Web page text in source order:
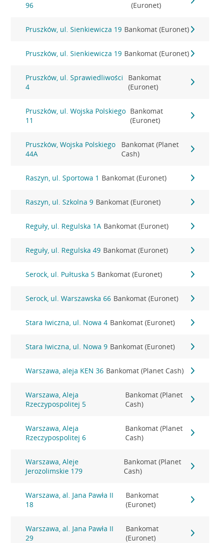
96
(Euronet)
Pruszków, ul. Sienkiewicza 19 Bankomat (Euronet)
Pruszków, ul. Sienkiewicza 19 Bankomat (Euronet)
Pruszków, ul. Sprawiedliwości
4
Bankomat
(Euronet)
Pruszków, ul. Wojska Polskiego
11
Bankomat
(Euronet)
Pruszków, Wojska Polskiego
44A
Bankomat (Planet
Cash)
Raszyn, ul. Sportowa 1 Bankomat (Euronet)
Raszyn, ul. Szkolna 9 Bankomat (Euronet)
Reguły, ul. Regulska 1A Bankomat (Euronet)
Reguły, ul. Regulska 49 Bankomat (Euronet)
Serock, ul. Pułtuska 5 Bankomat (Euronet)
Serock, ul. Warszawska 66 Bankomat (Euronet)
Stara Iwiczna, ul. Nowa 4 Bankomat (Euronet)
Stara Iwiczna, ul. Nowa 9 Bankomat (Euronet)
Warszawa, aleja KEN 36 Bankomat (Planet Cash)
Warszawa, Aleja
Rzeczypospolitej 5
Bankomat (Planet
Cash)
Warszawa, Aleja
Rzeczypospolitej 6
Bankomat (Planet
Cash)
Warszawa, Aleje
Jerozolimskie 179
Bankomat (Planet
Cash)
Warszawa, al. Jana Pawła II
18
Bankomat
(Euronet)
Warszawa, al. Jana Pawła II
29
Bankomat
(Euronet)